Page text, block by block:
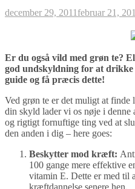
december 29, 2011 februar 21,
Er du også vild med grøn te?
god undskyldning for at
guide og få præcis dette!
Ved grøn te er det muligt at finde
din skyld lader vi os nøje i
og rigtigt fornuftige ting ved at
den anden i dig – here goes:
Beskytter mod kræft:
100 gange mere effektive
vitamin E. Dette er med til
kræftdannelse senere hen.